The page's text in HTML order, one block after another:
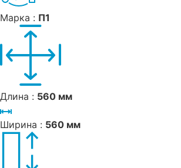
Марка : П1
Длина : 560 мм
Ширина : 560 мм